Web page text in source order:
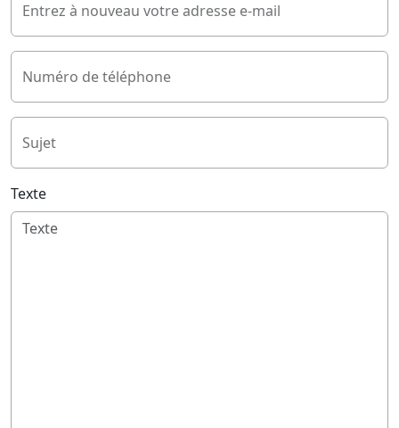
Entrez à nouveau votre adresse e-mail
Numéro de téléphone
Sujet
Texte